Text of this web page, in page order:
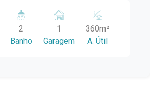
momentos inesquecíveis em
na Rua Tomaz Soares,
Adolfo Fetter, combina
2
Banho
1
Garagem
360m²
A. Útil